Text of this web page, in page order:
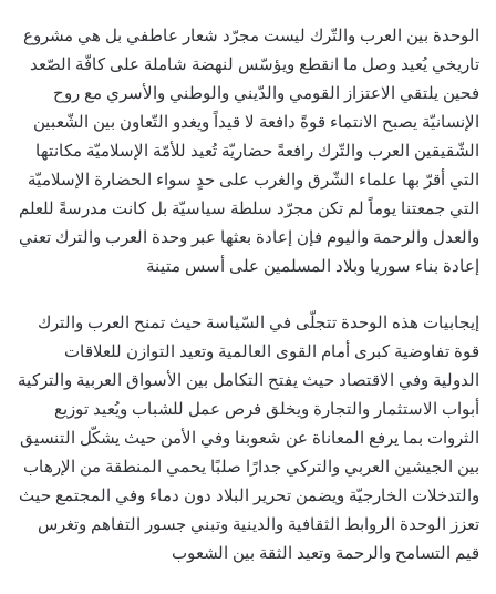
الوحدة بين العرب والتّرك ليست مجرّد شعار عاطفي بل هي مشروع
تاريخي يُعيد وصل ما انقطع ويؤسّس لنهضة شاملة على كافّة الصّعد
فحين يلتقي الاعتزاز القومي والدّيني والوطني والأسري مع روح
الإنسانيّة يصبح الانتماء قوةً دافعة لا قيداً ويغدو التّعاون بين الشّعبين
الشّقيقين العرب والتّرك رافعةً حضاريّة تُعيد للأمّة الإسلاميّة مكانتها
التي أقرّ بها علماء الشّرق والغرب على حدٍ سواء الحضارة الإسلاميّة
التي جمعتنا يوماً لم تكن مجرّد سلطة سياسيّة بل كانت مدرسةً للعلم
والعدل والرحمة واليوم فإن إعادة بعثها عبر وحدة العرب والترك تعني
إعادة بناء سوريا وبلاد المسلمين على أسس متينة
إيجابيات هذه الوحدة تتجلّى في السّياسة حيث تمنح العرب والترك
قوة تفاوضية كبرى أمام القوى العالمية وتعيد التوازن للعلاقات
الدولية وفي الاقتصاد حيث يفتح التكامل بين الأسواق العربية والتركية
أبواب الاستثمار والتجارة ويخلق فرص عمل للشباب ويُعيد توزيع
الثروات بما يرفع المعاناة عن شعوبنا وفي الأمن حيث يشكّل التنسيق
بين الجيشين العربي والتركي جدارًا صلبًا يحمي المنطقة من الإرهاب
والتدخلات الخارجيّة ويضمن تحرير البلاد دون دماء وفي المجتمع حيث
تعزز الوحدة الروابط الثقافية والدينية وتبني جسور التفاهم وتغرس
قيم التسامح والرحمة وتعيد الثقة بين الشعوب